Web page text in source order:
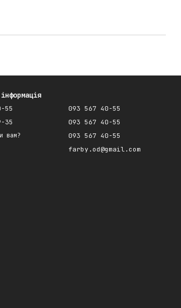
55
35
вам?
093 567 40-55
093 567 40-55
093 567 40-55
farby.od@gmail.com